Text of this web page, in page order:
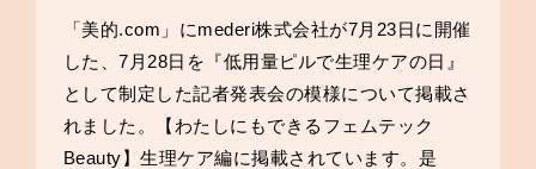
「美的.com」にmederi株式会社が7月23日に開催
した、7月28日を『低用量ピルで生理ケアの日』
として制定した記者発表会の模様について掲載さ
れました。【わたしにもできるフェムテック
Beauty】生理ケア編に掲載されています。是